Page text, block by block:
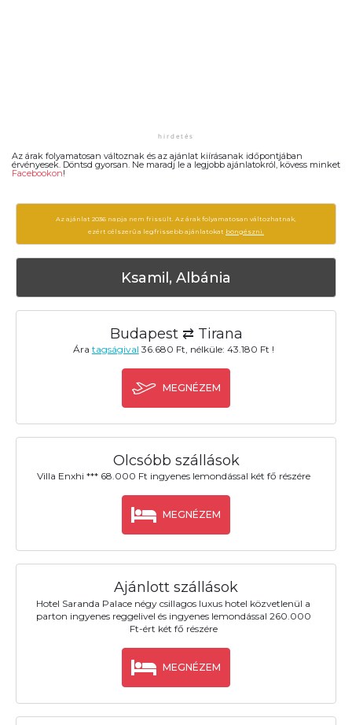
Az árak folyamatosan változnak és az ajánlat kiírásanak időpontjában
érvényesek. Döntsd gyorsan. Ne maradj le a legjobb ajánlatokról, kövess minket
Facebookon!
Az ajánlat 2036 napja nem frissült. Az árak folyamatosan változhatnak,
ezért célszerű a legfrissebb ajánlatokat böngészni.
Ksamil, Albánia
Budapest ⇄ Tirana
Ára tagságival 36.680 Ft, nélküle: 43.180 Ft !
MEGNÉZEM
Olcsóbb szállások
Villa Enxhi *** 68.000 Ft ingyenes lemondással két fő részére
MEGNÉZEM
Ajánlott szállások
Hotel Saranda Palace négy csillagos luxus hotel közvetlenül a
parton ingyenes reggelivel és ingyenes lemondással 260.000
Ft-ért két fő részére
MEGNÉZEM